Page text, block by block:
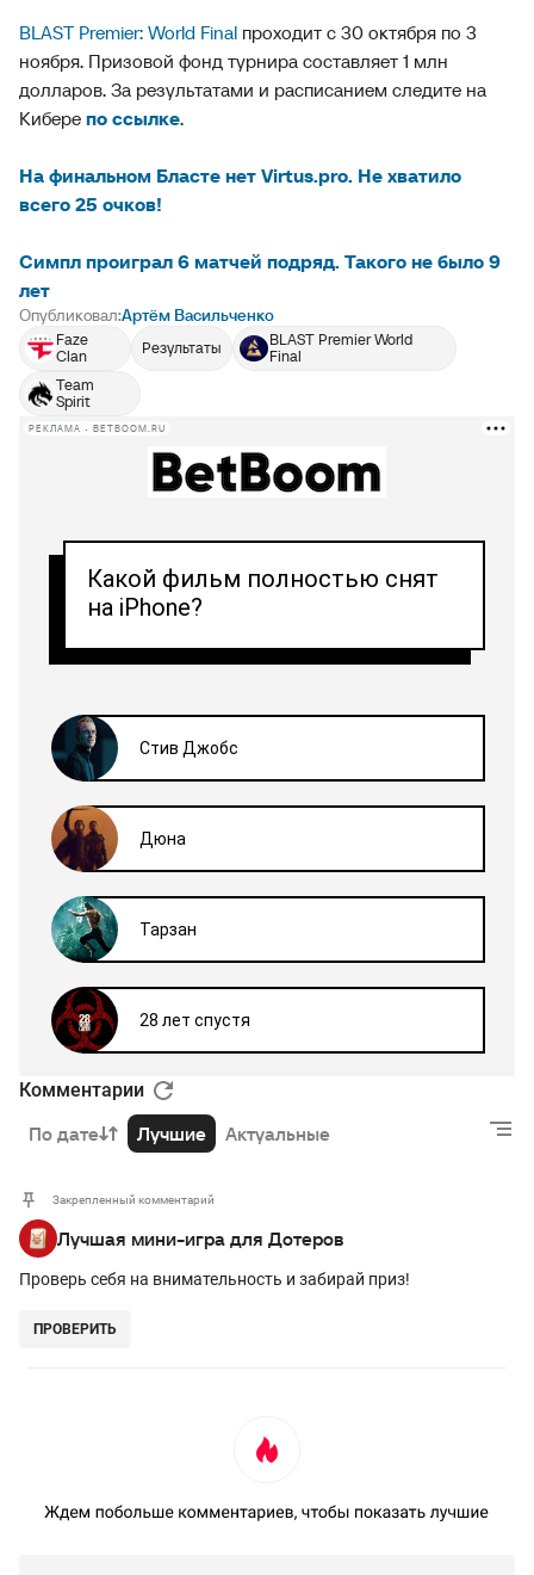
BLAST Premier: World Final проходит с 30 октября по 3
ноября. Призовой фонд турнира составляет 1 млн
долларов. За результатами и расписанием следите на
Кибере по ссылке.
На финальном Бласте нет Virtus.pro. Не хватило
всего 25 очков!
Симпл проиграл 6 матчей подряд. Такого не было 9
лет
Опубликовал:Артём Васильченко
Faze
Clan
Результаты
BLAST Premier World
Final
Team
Spirit
РЕКЛАМА • BETBOOM.RU
Комментарии
По дате Лучшие Актуальные
Закрепленный комментарий
Лучшая мини-игра для Дотеров
Проверь себя на внимательность и забирай приз!
ПРОВЕРИТЬ